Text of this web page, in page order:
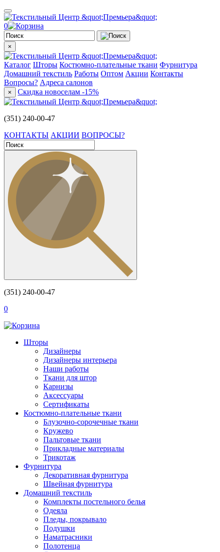
0
×
Каталог Шторы Костюмно-плательные ткани Фурнитура
Домашний текстиль Работы Оптом Акции Контакты
Вопросы? Адреса салонов
× Скидка новоселам -15%
(351) 240-00-47
КОНТАКТЫ АКЦИИ ВОПРОСЫ?
(351) 240-00-47
0
Шторы
Дизайнеры
Дизайнеры интерьера
Наши работы
Ткани для штор
Карнизы
Аксессуары
Сертификаты
Костюмно-плательные ткани
Блузочно-сорочечные ткани
Кружево
Пальтовые ткани
Прикладные материалы
Трикотаж
Фурнитура
Декоративная фурнитура
Швейная фурнитура
Домашний текстиль
Комплекты постельного белья
Одеяла
Пледы, покрывало
Подушки
Наматрасники
Полотенца